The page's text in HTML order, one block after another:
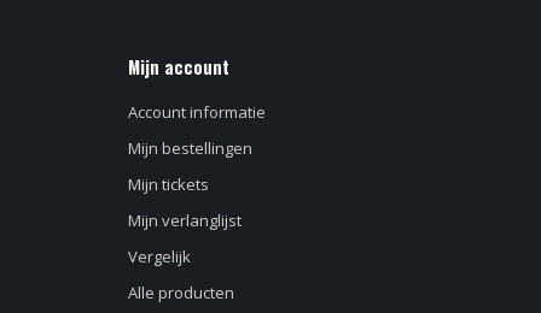
Mijn account
Account informatie
Mijn bestellingen
Mijn tickets
Mijn verlanglijst
Vergelijk
Alle producten